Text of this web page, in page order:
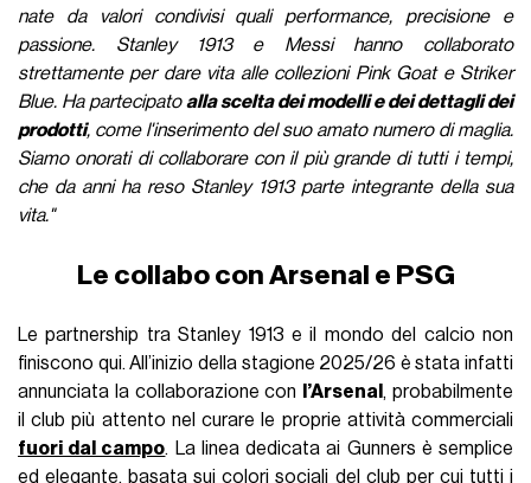
nate da valori condivisi quali performance, precisione e
passione. Stanley 1913 e Messi hanno collaborato
strettamente per dare vita alle collezioni Pink Goat e Striker
Blue. Ha partecipatoalla scelta dei modelli e dei dettagli dei
prodotti, come l'inserimento del suo amato numero di maglia.
Siamo onorati di collaborare con il più grande di tutti i tempi,
che da anni ha reso Stanley 1913 parte integrante della sua
vita."
Le collabo con Arsenal e PSG
Le partnership tra Stanley 1913 e il mondo del calcio non
finiscono qui. All’inizio della stagione 2025/26 è stata infatti
annunciata la collaborazione con
l’Arsenal , probabilmente
il club più attento nel curare le proprie attività commerciali
fuori dal campo. La linea dedicata ai Gunners è semplice
ed elegante, basata sui colori sociali del club per cui tutti i